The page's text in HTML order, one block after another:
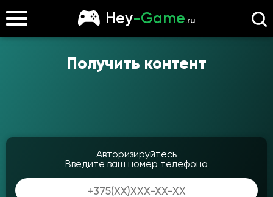
Hey-Game.ru
Получить контент
Авторизируйтесь
Введите ваш номер телефона